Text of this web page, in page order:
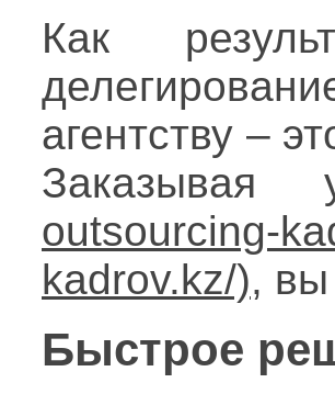
Как
агентству –
Заказывая
outsourcing-
,
Быстрое